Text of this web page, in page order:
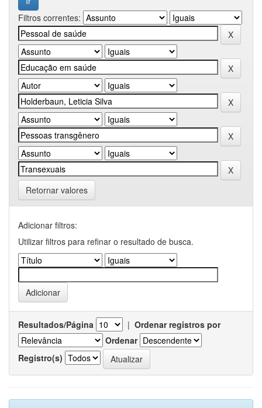
Filtros correntes:
Retornar valores
Adicionar filtros:
Utilizar filtros para refinar o resultado de busca.
Resultados/Página | Ordenar registros por
Ordenar
Registro(s)